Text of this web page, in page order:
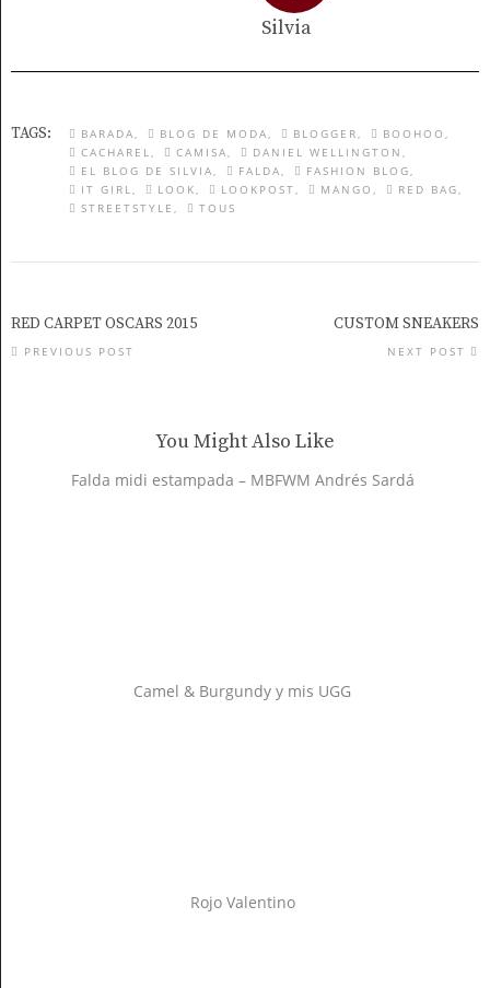
Silvia
TAGS: BARADA BLOG DE MODA BLOGGER
BOOHOO
CACHAREL
CAMISA
DANIEL WELLINGTON
EL BLOG DE SILVIA
FALDA
FASHION BLOG
IT GIRL
LOOK LOOKPOST MANGO
RED BAG
STREETSTYLE
TOUS
RED CARPET OSCARS 2015
PREVIOUS POST
CUSTOM SNEAKERS
NEXT POST
You Might Also Like
Falda midi estampada – MBFWM Andrés Sardá
Camel & Burgundy y mis UGG
Rojo Valentino